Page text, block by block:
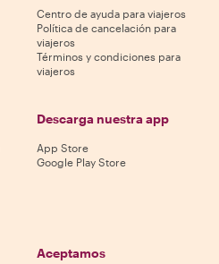
Centro de ayuda para viajeros
Política de cancelación para
viajeros
Términos y condiciones para
viajeros
Descarga nuestra app
App Store
Google Play Store
Aceptamos